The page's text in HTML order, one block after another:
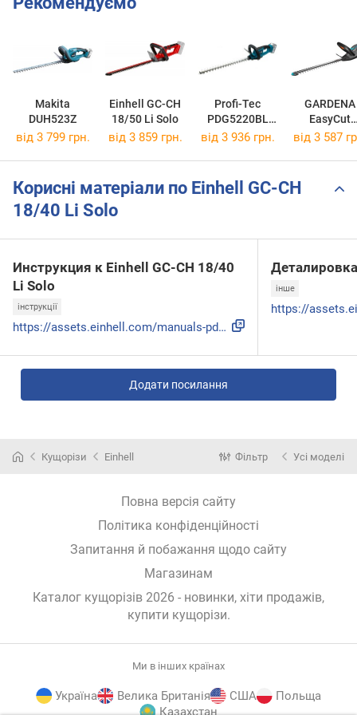
Makita
DUH523Z
Einhell GC-CH
18/50 Li Solo
Profi-Tec
PDG5220BL
005955
GARDENA
EasyCut
45/18V
від 3 799 грн. від 3 859 грн. від 3 936 грн. від 3 587
Корисні матеріали по Einhell GC-CH
18/40 Li Solo
Инструкция к Einhell GC-CH 18/40
Li Solo
інструкції
https://assets.einhell.com/manuals-pdf/900_537400/Manual-34...
Деталировка
інше
Додати посилання
Кущорізи Einhell Фільтр Усі моделі
Повна версія сайту
Політика конфіденційності
Запитання й побажання щодо сайту
Магазинам
Каталог кущорізів 2026 - новинки, хіти продажів,
купити кущорізи.
Ми в інших країнах
Україна Велика Британія США
Польща
Казахстан